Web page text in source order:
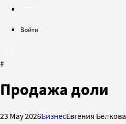
Войти
#
Продажа доли
23 May 2026БизнесЕвгения Белкова